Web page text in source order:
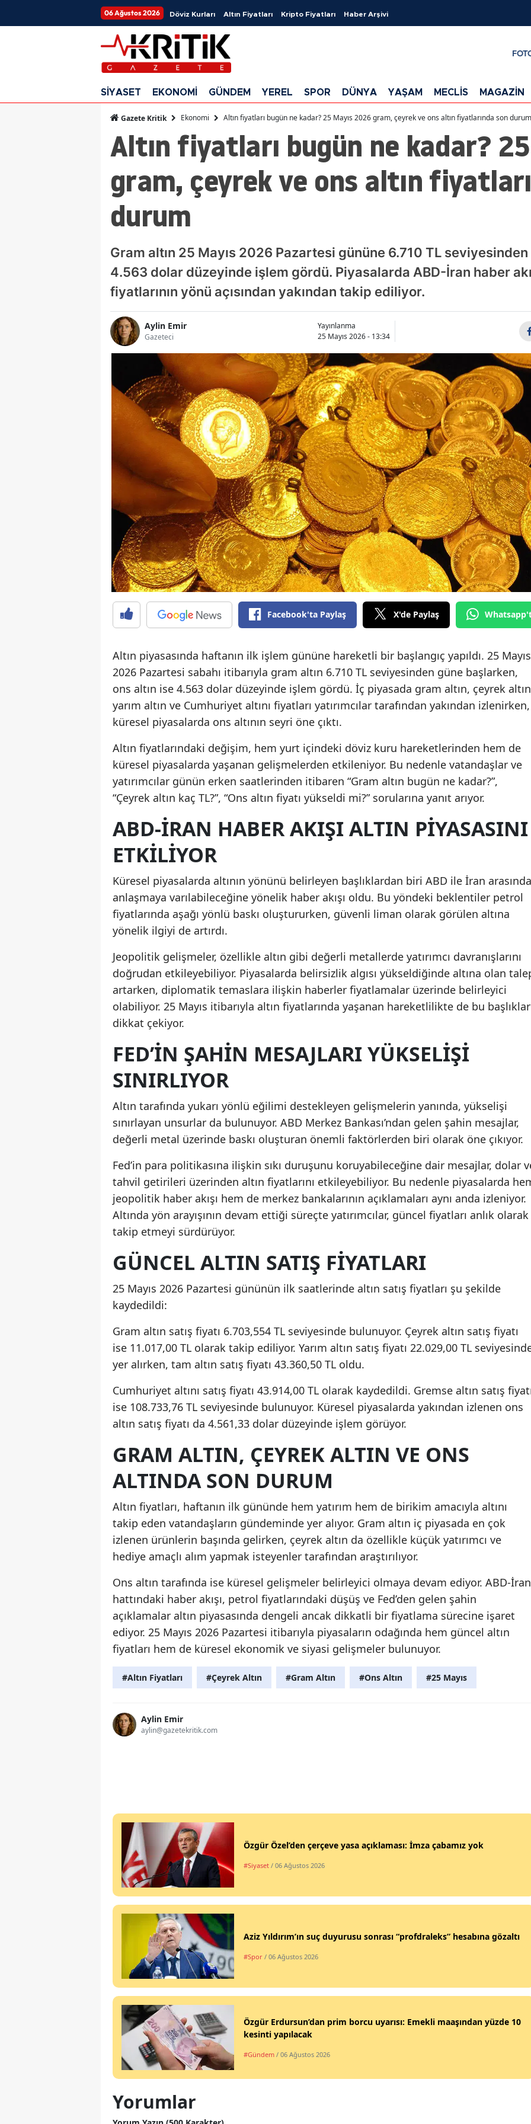
06 Ağustos 2026 Döviz Kurları Altın Fiyatları Kripto Fiyatları Haber Arşivi
SİYASET EKONOMİ GÜNDEM YEREL SPOR DÜNYA YAŞAM MECLİS MAGAZİN
Gazete Kritik Ekonomi Altın fiyatları bugün ne kadar? 25 Mayıs 2026 gram, çeyrek ve ons altın fiyatlarında son durum
Altın fiyatları bugün ne kadar?
gram, çeyrek ve ons altın
durum
Gram altın 25 Mayıs 2026 Pazartesi gününe 6.710 TL
4.563 dolar düzeyinde işlem gördü. Piyasalarda ABD-İran haber
fiyatlarının yönü açısından yakından takip ediliyor.
Aylin Emir
Gazeteci
Yayınlanma
25 Mayıs 2026 - 13:34
Facebook'ta Paylaş X'de Paylaş
Altın piyasasında haftanın ilk işlem gününe hareketli bir başlangıç yapıldı. 25 Mayıs
2026 Pazartesi sabahı itibarıyla gram altın 6.710 TL seviyesinden güne başlarken,
ons altın ise 4.563 dolar düzeyinde işlem gördü. İç piyasada gram altın, çeyrek
yarım altın ve Cumhuriyet altını fiyatları yatırımcılar tarafından yakından izlenirken,
küresel piyasalarda ons altının seyri öne çıktı.
Altın fiyatlarındaki değişim, hem yurt içindeki döviz kuru hareketlerinden hem de
küresel piyasalarda yaşanan gelişmelerden etkileniyor. Bu nedenle vatandaşlar ve
yatırımcılar günün erken saatlerinden itibaren “Gram altın bugün ne kadar?”,
“Çeyrek altın kaç TL?”, “Ons altın fiyatı yükseldi mi?” sorularına yanıt arıyor.
ABD-İRAN HABER AKIŞI ALTIN PIYASASINI
ETKILIYOR
Küresel piyasalarda altının yönünü belirleyen başlıklardan biri ABD ile İran arasında
anlaşmaya varılabileceğine yönelik haber akışı oldu. Bu yöndeki beklentiler petrol
fiyatlarında aşağı yönlü baskı oluştururken, güvenli liman olarak görülen altına
yönelik ilgiyi de artırdı.
Jeopolitik gelişmeler, özellikle altın gibi değerli metallerde yatırımcı davranışlarını
doğrudan etkileyebiliyor. Piyasalarda belirsizlik algısı yükseldiğinde altına olan
artarken, diplomatik temaslara ilişkin haberler fiyatlamalar üzerinde belirleyici
olabiliyor. 25 Mayıs itibarıyla altın fiyatlarında yaşanan hareketlilikte de bu başlıklar
dikkat çekiyor.
FED’IN ŞAHIN MESAJLARI YÜKSELIŞI
SINIRLIYOR
Altın tarafında yukarı yönlü eğilimi destekleyen gelişmelerin yanında, yükselişi
sınırlayan unsurlar da bulunuyor. ABD Merkez Bankası’ndan gelen şahin mesajlar,
değerli metal üzerinde baskı oluşturan önemli faktörlerden biri olarak öne çıkıyor.
Fed’in para politikasına ilişkin sıkı duruşunu koruyabileceğine dair mesajlar, dolar
tahvil getirileri üzerinden altın fiyatlarını etkileyebiliyor. Bu nedenle piyasalarda
jeopolitik haber akışı hem de merkez bankalarının açıklamaları aynı anda izleniyor.
Altında yön arayışının devam ettiği süreçte yatırımcılar, güncel fiyatları anlık olarak
takip etmeyi sürdürüyor.
GÜNCEL ALTIN SATIŞ FIYATLARI
25 Mayıs 2026 Pazartesi gününün ilk saatlerinde altın satış fiyatları şu şekilde
kaydedildi:
Gram altın satış fiyatı 6.703,554 TL seviyesinde bulunuyor. Çeyrek altın satış fiyatı
ise 11.017,00 TL olarak takip ediliyor. Yarım altın satış fiyatı 22.029,00 TL
yer alırken, tam altın satış fiyatı 43.360,50 TL oldu.
Cumhuriyet altını satış fiyatı 43.914,00 TL olarak kaydedildi. Gremse altın satış
ise 108.733,76 TL seviyesinde bulunuyor. Küresel piyasalarda yakından izlenen ons
altın satış fiyatı da 4.561,33 dolar düzeyinde işlem görüyor.
GRAM ALTIN, ÇEYREK ALTIN VE ONS
ALTINDA SON DURUM
Altın fiyatları, haftanın ilk gününde hem yatırım hem de birikim amacıyla altını
takip eden vatandaşların gündeminde yer alıyor. Gram altın iç piyasada en çok
izlenen ürünlerin başında gelirken, çeyrek altın da özellikle küçük yatırımcı ve
hediye amaçlı alım yapmak isteyenler tarafından araştırılıyor.
Ons altın tarafında ise küresel gelişmeler belirleyici olmaya devam ediyor. ABD-İran
hattındaki haber akışı, petrol fiyatlarındaki düşüş ve Fed’den gelen şahin
açıklamalar altın piyasasında dengeli ancak dikkatli bir fiyatlama sürecine işaret
ediyor. 25 Mayıs 2026 Pazartesi itibarıyla piyasaların odağında hem güncel altın
fiyatları hem de küresel ekonomik ve siyasi gelişmeler bulunuyor.
#Altın Fiyatları #Çeyrek Altın #Gram Altın #Ons Altın #25 Mayıs
Aylin Emir
aylin@gazetekritik.com
Özgür Özel’den çerçeve yasa açıklaması: İmza çabamız yok
#Siyaset / 06 Ağustos 2026
Aziz Yıldırım’ın suç duyurusu sonrası “profdraleks” hesabına gözaltı
#Spor / 06 Ağustos 2026
Özgür Erdursun’dan prim borcu uyarısı: Emekli maaşından yüzde 10
kesinti yapılacak
#Gündem / 06 Ağustos 2026
Yorumlar